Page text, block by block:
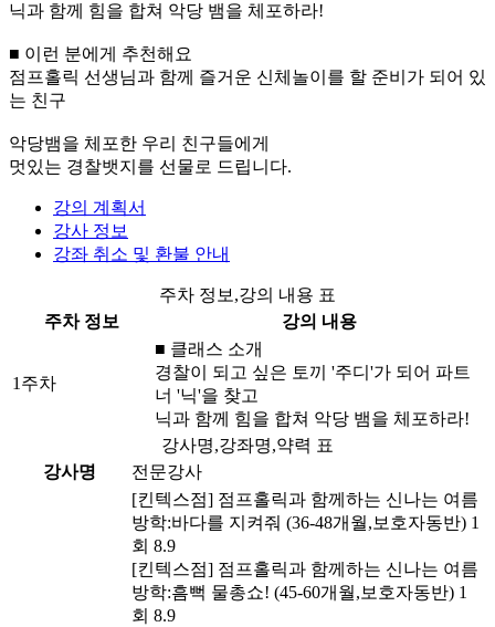
닉과 함께 힘을 합쳐 악당 뱀을 체포하라!
■ 이런 분에게 추천해요
점프홀릭 선생님과 함께 즐거운 신체놀이를 할 준비가 되어 있
는 친구
악당뱀을 체포한 우리 친구들에게
멋있는 경찰뱃지를 선물로 드립니다.
강의 계획서
강사 정보
강좌 취소 및 환불 안내
주차 정보,강의 내용 표
주차 정보
강의 내용
1주차
■ 클래스 소개
경찰이 되고 싶은 토끼 '주디'가 되어 파트
너 '닉'을 찾고
닉과 함께 힘을 합쳐 악당 뱀을 체포하라!
강사명,강좌명,약력 표
강사명
전문강사
[킨텍스점] 점프홀릭과 함께하는 신나는 여름
방학:바다를 지켜줘 (36-48개월,보호자동반) 1
회 8.9
[킨텍스점] 점프홀릭과 함께하는 신나는 여름
방학:흠뻑 물총쇼! (45-60개월,보호자동반) 1
회 8.9